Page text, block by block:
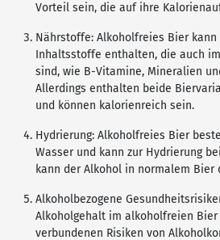
Vorteil sein, die auf ihre
Nährstoffe: Alkoholfreies Bier kann
Inhaltsstoffe enthalten, die auch
sind, wie B-Vitamine, Mineralien
Allerdings enthalten beide
und können kalorienreich sein.
Hydrierung: Alkoholfreies Bier
Wasser und kann zur Hydrierung
kann der Alkohol in normalem Bier
Alkoholbezogene
Alkoholgehalt im alkoholfreien
verbundenen Risiken von